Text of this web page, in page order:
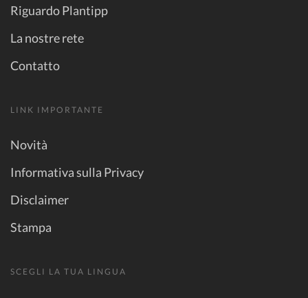
Riguardo Plantipp
La nostre rete
Contatto
LINK IMPORTANTE
Novità
Informativa sulla Privacy
Disclaimer
Stampa
SCEGLI LA TUA LINGUA